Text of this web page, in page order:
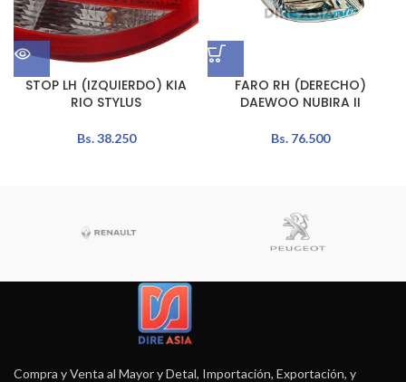
STOP LH (IZQUIERDO) KIA
RIO STYLUS
Bs.38.250
FARO RH (DERECHO)
DAEWOO NUBIRA II
Bs.76.500
Compra y Venta al Mayor y Detal, Importación, Exportación, y